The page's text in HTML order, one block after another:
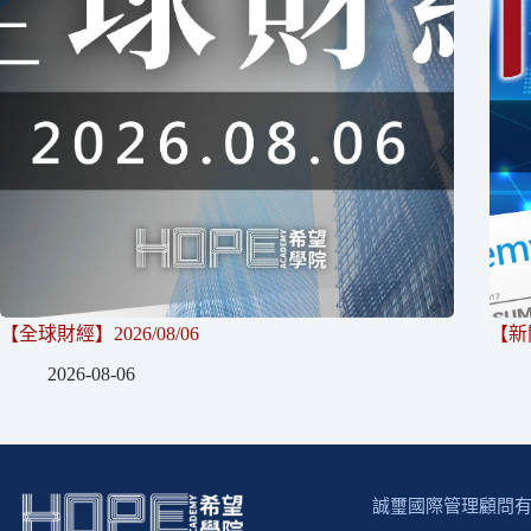
【全球財經】2026/08/06
2026-08-06
【
誠璽國際管理顧問